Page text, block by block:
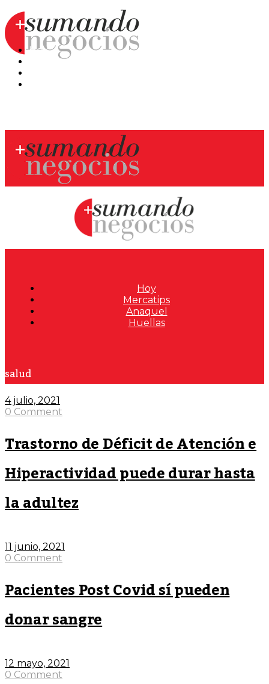
Hoy
Mercatips
Hoy
Mercatips
Anaquel
Huellas
salud
4 julio, 2021
0 Comment
Trastorno de Déficit de Atención e
Hiperactividad puede durar hasta
la adultez
11 junio, 2021
0 Comment
Pacientes Post Covid sí pueden
donar sangre
12 mayo, 2021
0 Comment